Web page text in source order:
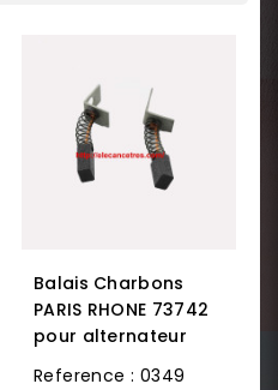
Balais Charbons
PARIS RHONE 73742
pour alternateur
Reference : 0349